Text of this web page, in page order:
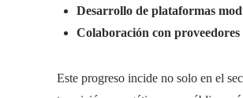
Desarrollo de plataformas
Colaboración con proveedores
Este progreso incide no solo en el